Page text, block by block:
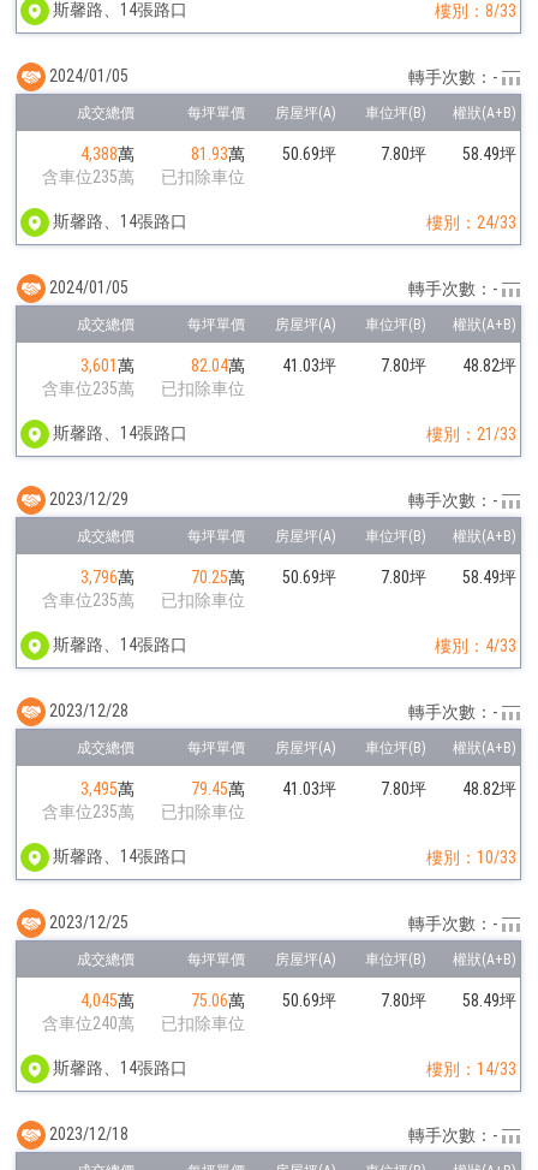
斯馨路、14張路口 樓別：8/33
4,388萬
含車位235萬
81.93萬
已扣除車位
50.69坪 7.80坪 58.49坪
斯馨路、14張路口 樓別：24/33
2024/01/05 轉手次數：-
3,601萬
含車位235萬
82.04萬
已扣除車位
41.03坪 7.80坪 48.82坪
斯馨路、14張路口 樓別：21/33
2024/01/05 轉手次數：-
3,796萬
含車位235萬
70.25萬
已扣除車位
50.69坪 7.80坪 58.49坪
斯馨路、14張路口 樓別：4/33
2023/12/29 轉手次數：-
3,495萬
含車位235萬
79.45萬
已扣除車位
41.03坪 7.80坪 48.82坪
斯馨路、14張路口 樓別：10/33
2023/12/28 轉手次數：-
4,045萬
含車位240萬
75.06萬
已扣除車位
50.69坪 7.80坪 58.49坪
斯馨路、14張路口 樓別：14/33
2023/12/25 轉手次數：-
2023/12/18 轉手次數：-